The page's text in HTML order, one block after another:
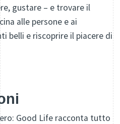
gustare – e trovare il
alle persone e ai
belli e riscoprire il piacere di
Good Life racconta tutto